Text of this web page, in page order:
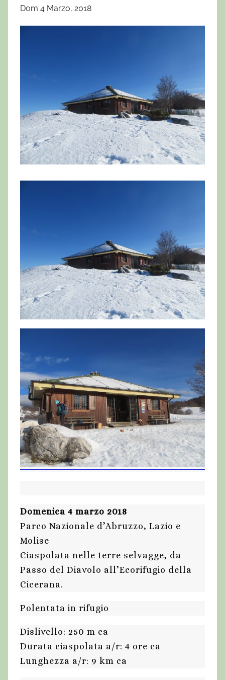
Dom 4 Marzo, 2018
Domenica 4 marzo 2018
Parco Nazionale d’Abruzzo, Lazio e
Molise
Ciaspolata nelle terre selvagge, da
Passo del Diavolo all’Ecorifugio della
Cicerana.
Polentata in rifugio
Dislivello: 250 m ca
Durata ciaspolata a/r: 4 ore ca
Lunghezza a/r: 9 km ca